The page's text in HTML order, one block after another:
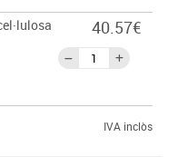
40.57€
IVA inclòs